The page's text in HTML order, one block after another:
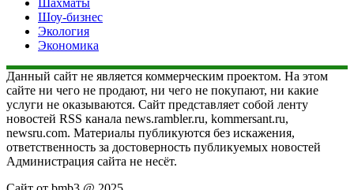
Шоу-бизнес
Экология
Экономика
Данный сайт не является коммерческим проектом. На этом
сайте ни чего не продают, ни чего не покупают, ни какие
услуги не оказываются. Сайт представляет собой ленту
новостей RSS канала news.rambler.ru, kommersant.ru,
newsru.com. Материалы публикуются без искажения,
ответственность за достоверность публикуемых новостей
Администрация сайта не несёт.